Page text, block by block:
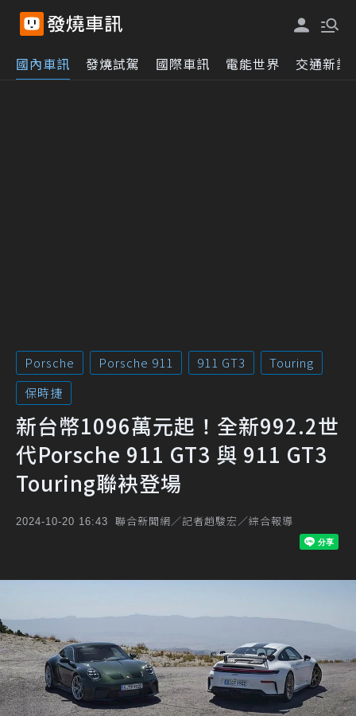
國內車訊 發燒試駕 國際車訊 電能世界 交通新訊
Porsche Porsche 911 911 GT3
Touring
保時捷
新台幣1096萬元起！全新992.2世
代Porsche 911 GT3 與 911 GT3
Touring聯袂登場
2024-10-20 16:43 聯合新聞網／記者趙駿宏／綜合報導